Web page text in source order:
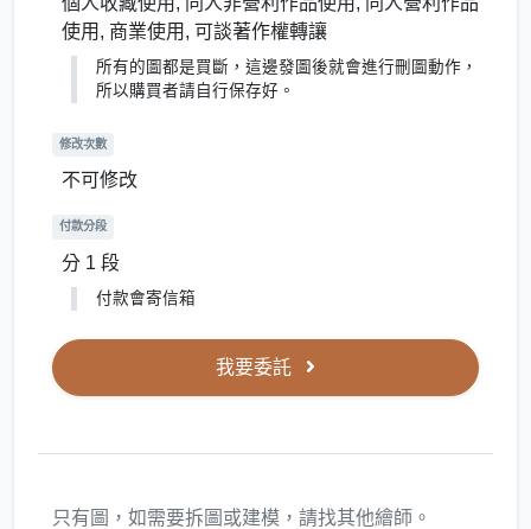
使用, 商業使用, 可談著作權轉讓
所有的圖都是買斷，這邊發圖後就會進行刪圖動作，
所以購買者請自行保存好。
修改次數
不可修改
付款分段
分 1 段
付款會寄信箱
我要委託
只有圖，如需要拆圖或建模，請找其他繪師。